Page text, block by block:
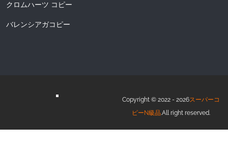
クロムハーツ コピー
バレンシアガコピー
Copyright © 2022 - 2026スーパーコ
ピーN級品.All right reserved.